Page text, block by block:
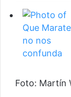
Foto: Martín